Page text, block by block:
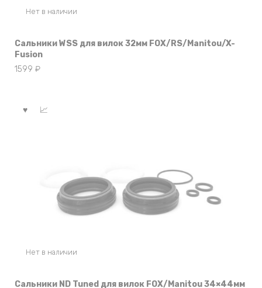
Нет в наличии
Сальники WSS для вилок 32мм FOX/RS/Manitou/X-
Fusion
1599 ₽
Нет в наличии
Сальники ND Tuned для вилок FOX/Manitou 34×44мм